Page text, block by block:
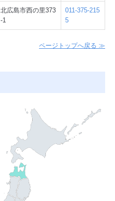
北広島市西の里373
-1
011-375-215
5
ページトップへ戻る ≫